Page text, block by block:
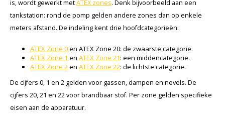
is, wordt gewerkt metATEX zones. Denk bijvoorbeeld aan een
tankstation: rond de pomp gelden andere zones dan op enkele
meters afstand. De indeling kent drie hoofdcategorieën:
ATEX Zone 0en ATEX Zone 20: de zwaarste categorie.
ATEX Zone 1 en ATEX Zone 21: een middencategorie.
ATEX Zone 2en ATEX Zone 22: de lichtste categorie.
De cijfers 0, 1 en 2 gelden voor gassen, dampen en nevels. De
cijfers 20, 21 en 22 voor brandbaar stof. Per zone gelden specifieke
eisen aan de apparatuur.